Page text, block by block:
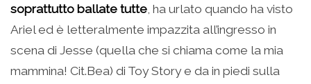
soprattutto ballate tutte, ha urlato quando ha visto
Ariel ed è letteralmente impazzita all’ingresso in
scena di Jesse (quella che si chiama come la mia
mammina! Cit.Bea) di Toy Story e da in piedi sulla